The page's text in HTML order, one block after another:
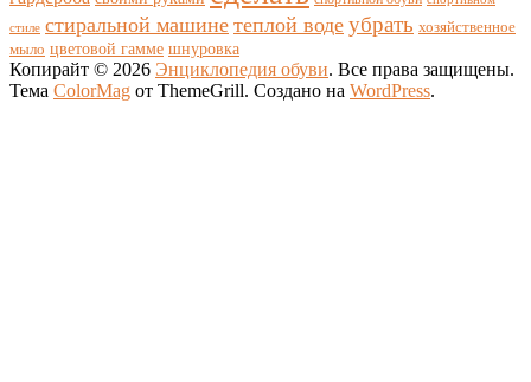
стиле стиральной машине теплой воде убрать хозяйственное
мыло цветовой гамме шнуровка
Копирайт © 2026 Энциклопедия обуви. Все права защищены.
Тема ColorMag от ThemeGrill. Создано на WordPress.